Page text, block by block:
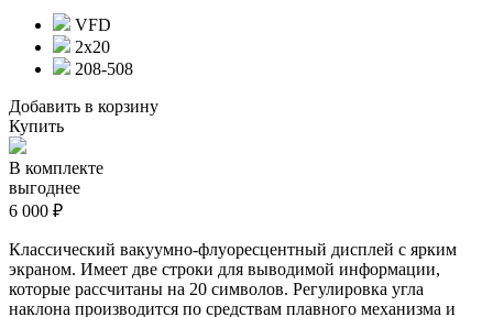
VFD
2х20
208-508
Добавить в корзину
Купить
В комплекте
выгоднее
6 000 ₽
Классический вакуумно-флуоресцентный дисплей с ярким
экраном. Имеет две строки для выводимой информации,
которые рассчитаны на 20 символов. Регулировка угла
наклона производится по средствам плавного механизма и